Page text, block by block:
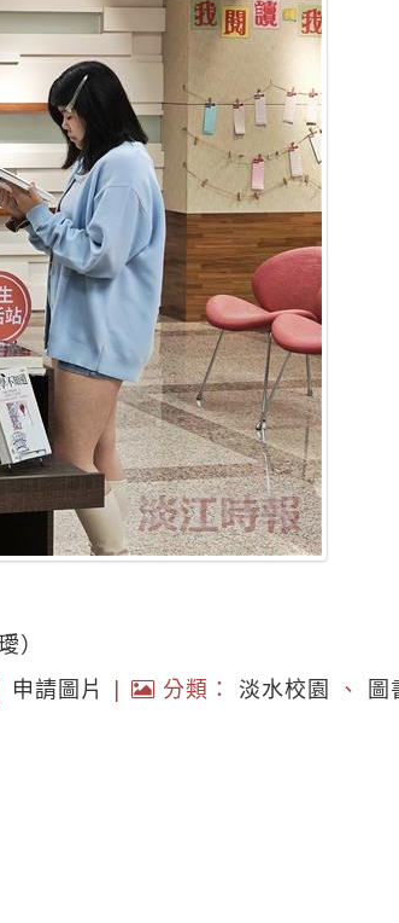
）
申請圖片 | 分類： 淡水校園 、 圖